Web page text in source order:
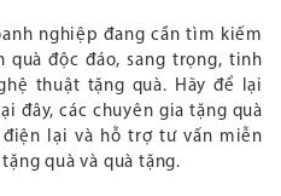
nghiệp đang cần tìm kiếm
quà độc đáo, sang trọng, tinh
thuật tặng quà. Hãy để lại
đây, các chuyên gia tặng quà
lại và hỗ trợ tư vấn miễn
quà và quà tặng.